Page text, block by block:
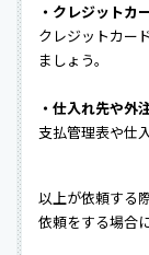
・クレジットカ
クレジットカー
ましょう。
・仕入れ先や外
支払管理表や仕
以上が依頼する
依頼をする場合